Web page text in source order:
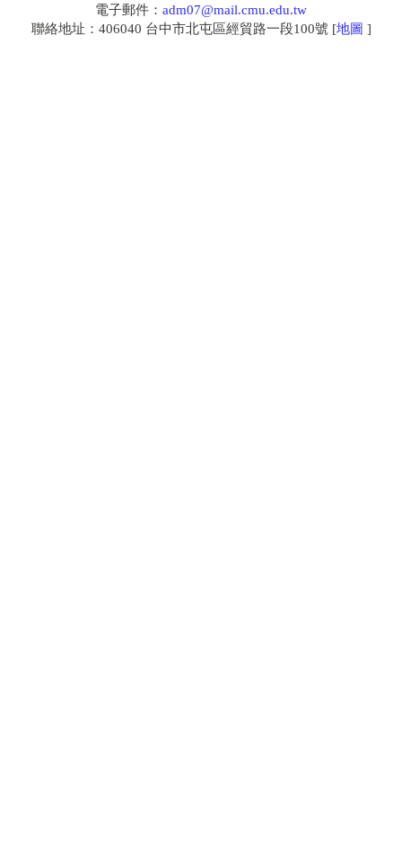
電子郵件： adm07@mail.cmu.edu.tw
聯絡地址：406040 台中市北屯區經貿路一段100號 [地圖 ]